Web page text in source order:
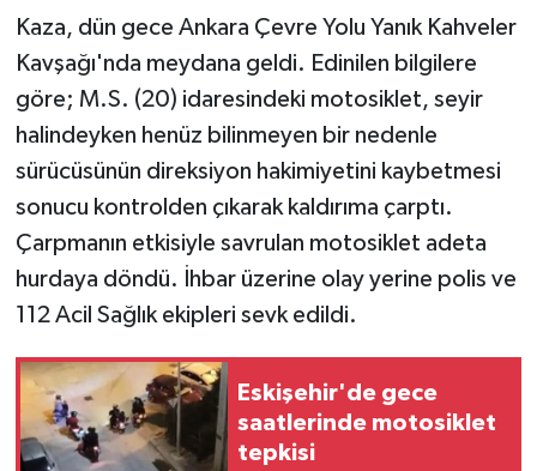
Kaza, dün gece Ankara Çevre Yolu Yanık Kahveler
Kavşağı'nda meydana geldi. Edinilen bilgilere
göre; M.S. (20) idaresindeki motosiklet, seyir
halindeyken henüz bilinmeyen bir nedenle
sürücüsünün direksiyon hakimiyetini kaybetmesi
sonucu kontrolden çıkarak kaldırıma çarptı.
Çarpmanın etkisiyle savrulan motosiklet adeta
hurdaya döndü. İhbar üzerine olay yerine polis ve
112 Acil Sağlık ekipleri sevk edildi.
Eskişehir'de gece
saatlerinde motosiklet
tepkisi